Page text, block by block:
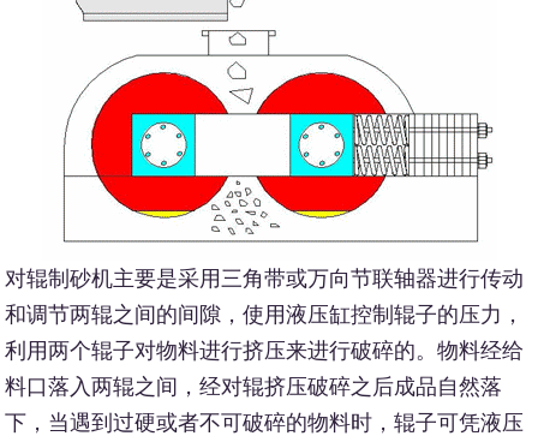
对辊制砂机主要是采用三角带或万向节联轴器进行传动
和调节两辊之间的间隙，使用液压缸控制辊子的压力，
利用两个辊子对物料进行挤压来进行破碎的。物料经给
料口落入两辊之间，经对辊挤压破碎之后成品自然落
下，当遇到过硬或者不可破碎的物料时，辊子可凭液压